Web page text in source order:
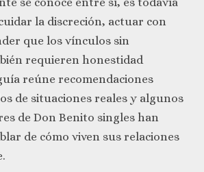
la discreción, actuar con
que los vínculos sin
requieren honestidad
reúne recomendaciones
de situaciones reales y algunos
de Don Benito singles han
de cómo viven sus relaciones